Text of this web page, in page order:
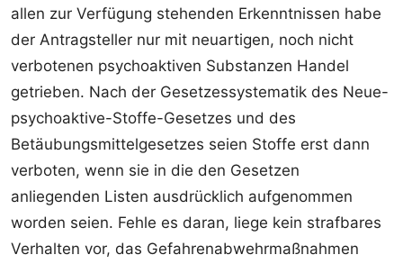
allen zur Verfügung stehenden Erkenntnissen habe
der Antragsteller nur mit neuartigen, noch nicht
verbotenen psychoaktiven Substanzen Handel
getrieben. Nach der Gesetzessystematik des Neue-
psychoaktive-Stoffe-Gesetzes und des
Betäubungsmittelgesetzes seien Stoffe erst dann
verboten, wenn sie in die den Gesetzen
anliegenden Listen ausdrücklich aufgenommen
worden seien. Fehle es daran, liege kein strafbares
Verhalten vor, das Gefahrenabwehrmaßnahmen